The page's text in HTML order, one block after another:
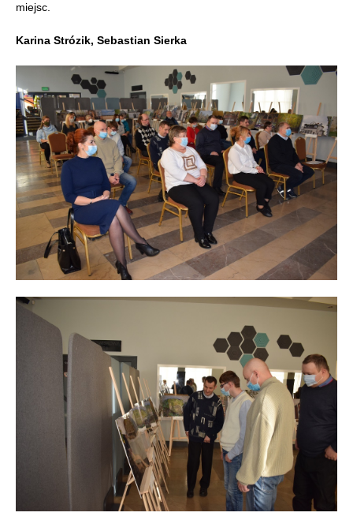
miejsc.
Karina Strózik, Sebastian Sierka